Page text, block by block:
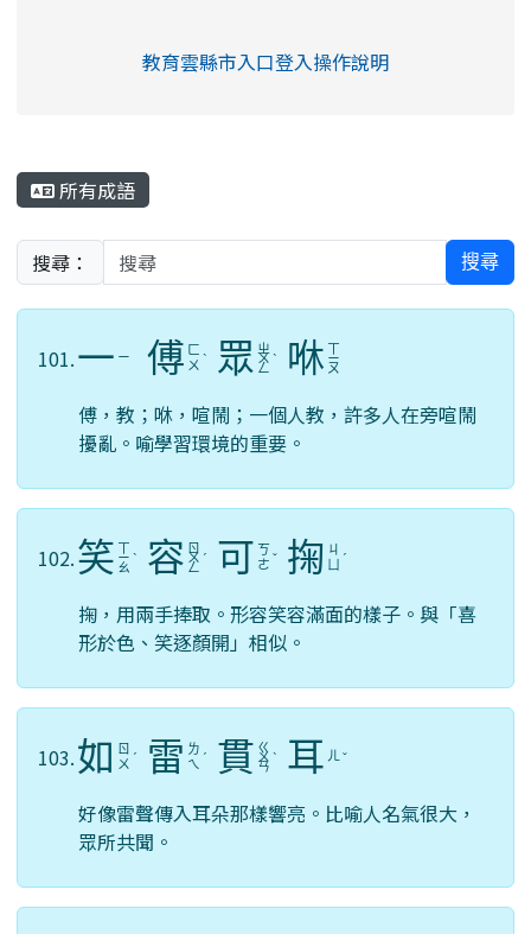
link to https://eliteracy.edu.tw/Shorts/
教育雲縣市入口登入操作說明
所有成語
搜尋： 搜尋
101.一 ㄧ 傅 ㄈ
ㄨ ˋ 眾 ㄓ
ㄨ
ㄥ
ˋ 咻 ㄒ
ㄧ
ㄡ
傅，教；咻，喧鬧；一個人教，許多人在旁喧鬧
擾亂。喻學習環境的重要。
102.笑 ㄒ
ㄧ
ㄠ
ˋ 容 ㄖ
ㄨ
ㄥ
ˊ 可 ㄎ
ㄜ ˇ 掬 ㄐ
ˊ
掬，用兩手捧取。形容笑容滿面的樣子。與「喜
形於色、笑逐顏開」相似。
103.如 ㄖ
ㄨ ˊ 雷 ㄌ
ㄟ ˊ 貫 ㄍ
ㄨ
ㄢ
ˋ 耳 ㄦ ˇ
好像雷聲傳入耳朵那樣響亮。比喻人名氣很大，
眾所共聞。